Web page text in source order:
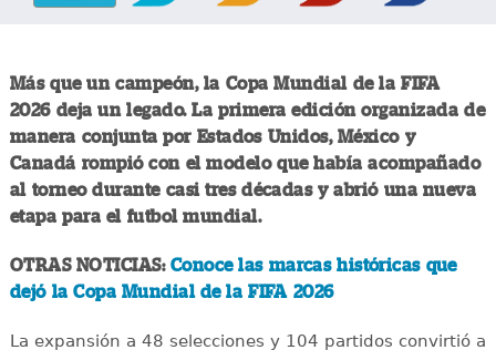
Más que un campeón, la Copa Mundial de la FIFA
2026 deja un legado. La primera edición organizada de
manera conjunta por Estados Unidos, México y
Canadá rompió con el modelo que había acompañado
al torneo durante casi tres décadas y abrió una nueva
etapa para el futbol mundial.
OTRAS NOTICIAS: Conoce las marcas históricas que
dejó la Copa Mundial de la FIFA 2026
La expansión a 48 selecciones y 104 partidos convirtió a